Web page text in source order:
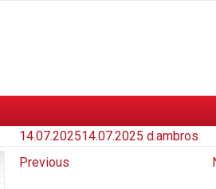
14.07.202514.07.2025 d.ambros
Previous